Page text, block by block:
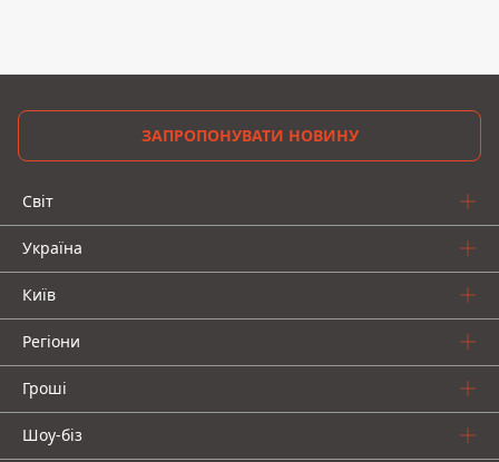
ЗАПРОПОНУВАТИ НОВИНУ
Світ
Україна
Київ
Регіони
Гроші
Шоу-біз